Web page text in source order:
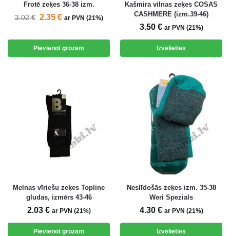
Frotē zeķes 36-38 izm.
3.02€ 2.35 € ar PVN (21%)
Pievienot grozam
Kašmira vilnas zeķes COSAS
CASHMERE (izm.39-46)
3.50 € ar PVN (21%)
Izvēlieties
Melnas vīriešu zeķes Topline
gludas, izmērs 43-46
2.03 € ar PVN (21%)
Pievienot grozam
Neslīdošās zeķes izm. 35-38
Weri Spezials
4.30 € ar PVN (21%)
Izvēlieties